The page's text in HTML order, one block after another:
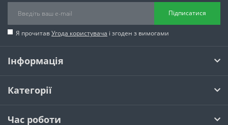
Підписатися
Я прочитавУгода користувача і згоден з вимогами
Інформація
Категорії
Час роботи